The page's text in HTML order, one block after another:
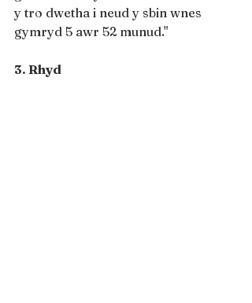
y tro dwetha i neud y sbin wnes
gymryd 5 awr 52 munud."
3. Rhyd